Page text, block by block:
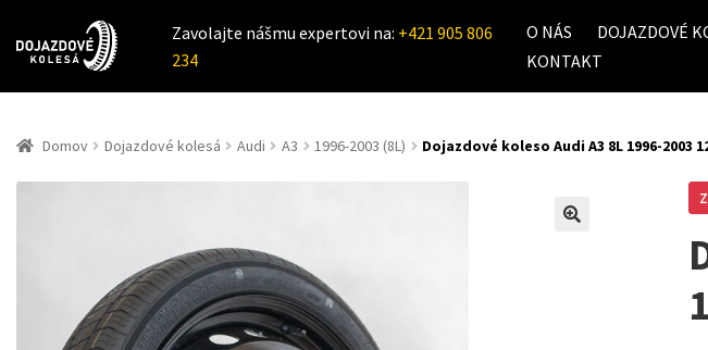
Zavolajte nášmu expertovi na: +421 905 806
234
O NÁS DOJAZDOVÉ
KONTAKT
Domov Dojazdové kolesá Audi A3 1996-2003 (8L) Dojazdové koleso Audi A3 8L 1996-2003